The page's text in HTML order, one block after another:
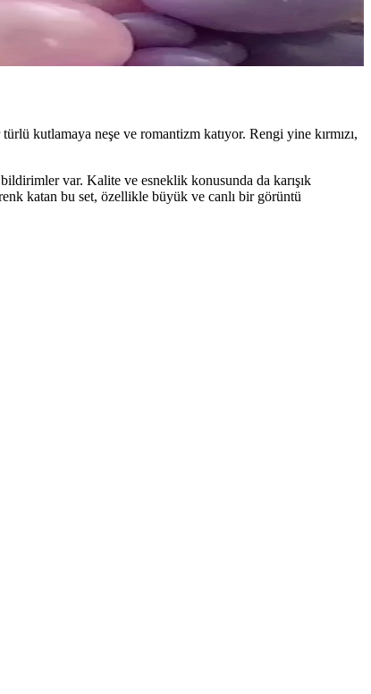
uygun olduğunu keşfedin.
kutlamaya neşe ve romantizm katıyor. Rengi yine kırmızı,
bildirimler var. Kalite ve esneklik konusunda da karışık
katan bu set, özellikle büyük ve canlı bir görüntü